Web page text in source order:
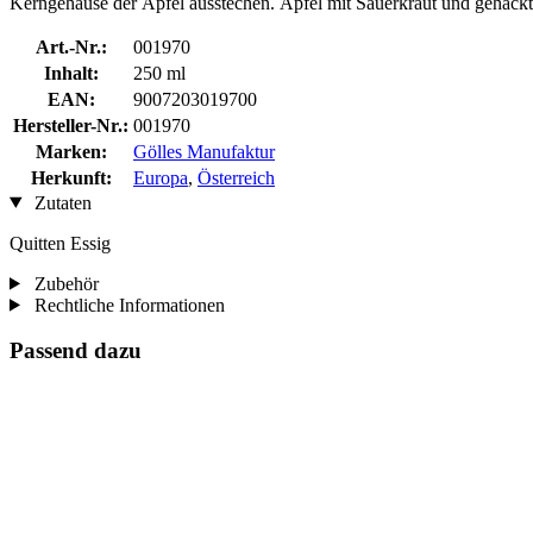
Art.-Nr.:
001970
Inhalt:
250 ml
EAN:
9007203019700
Hersteller-Nr.: 001970
Marken:
Gölles Manufaktur
Herkunft:
Europa, Österreich
Zutaten
Quitten Essig
Zubehör
Rechtliche Informationen
Passend dazu